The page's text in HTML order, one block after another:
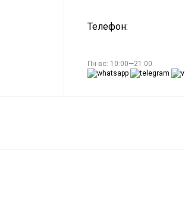
Телефон:
Пн-вс: 10:00—21:00